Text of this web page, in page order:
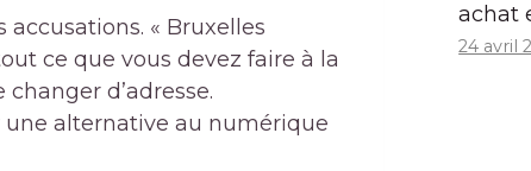
« Bruxelles
ce que vous devez faire à la
d’adresse.
alternative au numérique
achat
24 avril